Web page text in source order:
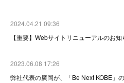
2024.04.21 09:36
【重要】Webサイトリニューアルのお知
2023.06.08 17:26
弊社代表の廣岡が、「Be Next KOBE」